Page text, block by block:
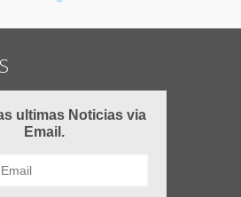
ultimas Noticias via
Email.